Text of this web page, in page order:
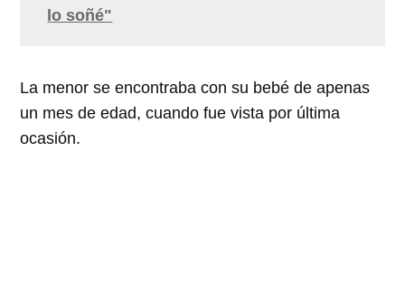
lo soñé"
La menor se encontraba con su bebé de apenas
un mes de edad, cuando fue vista por última
ocasión.